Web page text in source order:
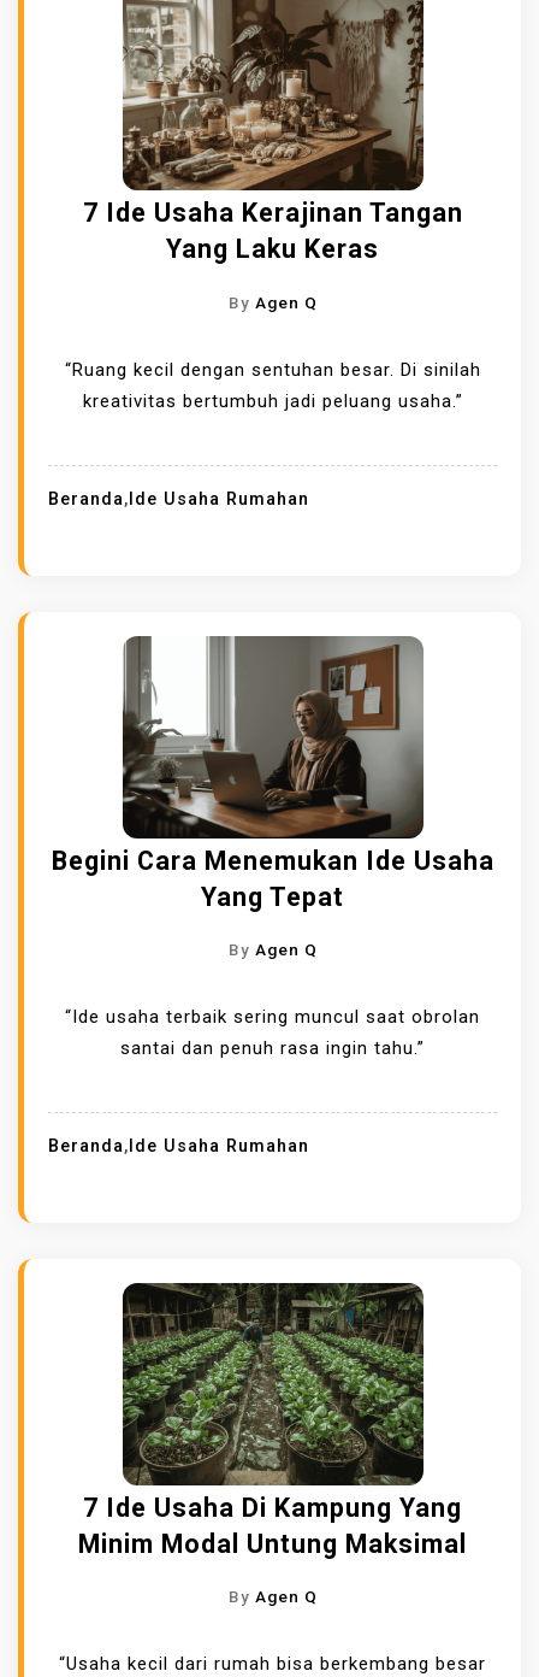
7 Ide Usaha Kerajinan Tangan
Yang Laku Keras
By Agen Q
“Ruang kecil dengan sentuhan besar. Di sinilah
kreativitas bertumbuh jadi peluang usaha.”
Beranda, Ide Usaha Rumahan
Begini Cara Menemukan Ide Usaha
Yang Tepat
By Agen Q
“Ide usaha terbaik sering muncul saat obrolan
santai dan penuh rasa ingin tahu.”
Beranda, Ide Usaha Rumahan
7 Ide Usaha Di Kampung Yang
Minim Modal Untung Maksimal
By Agen Q
“Usaha kecil dari rumah bisa berkembang besar